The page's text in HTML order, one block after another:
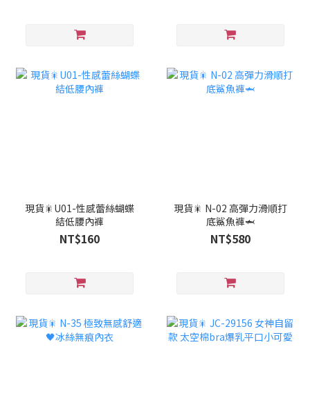
現貨🎇U01-性感蕾絲蝴蝶
結低腰內褲
NT$160
現貨🎇 N-02 高彈力滑順打
底鯊魚褲🦈
NT$580